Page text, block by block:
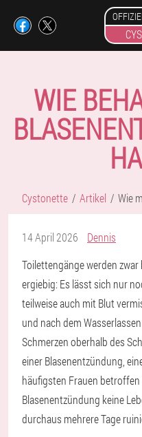
WIE
Cystonette Artikel Wie
14 April 2026
Dennis
Toilettengänge werden
ergiebig: Es lässt sich nur
teilweise auch mit Blut
und nach dem
Schmerzen oberhalb des
einer Blasenentzündung,
häufigsten Frauen
Blasenentzündung keine
durchaus mehrere Tage